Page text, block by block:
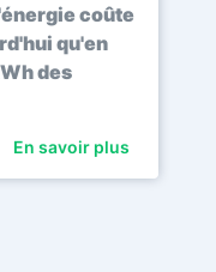
coûte
qu'en
des
En savoir plus